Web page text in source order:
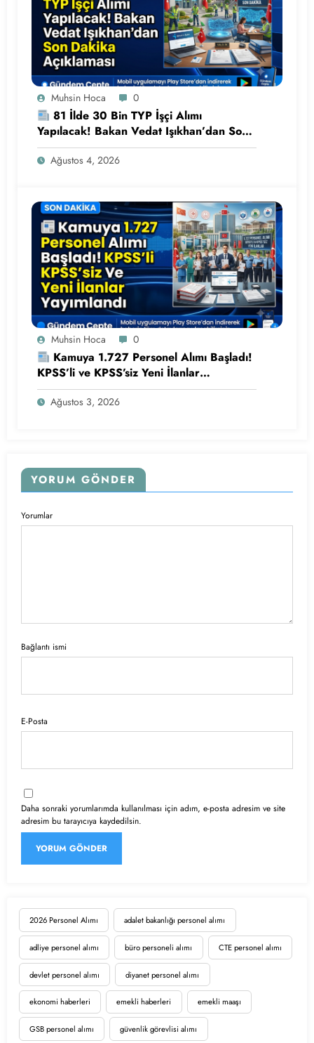
2026 Personel Alımı adalet bakanlığı personel alımı
adliye personel alımı büro personeli alımı CTE personel alımı
devlet personel alımı diyanet personel alımı
ekonomi haberleri emekli haberleri emekli maaşı
GSB personel alımı güvenlik görevlisi alımı
Muhsin Hoca 0
81 İlde 30 Bin TYP İşçi Alımı
Yapılacak! Bakan Vedat Işıkhan’dan Son
Dakika Açıklaması
Ağustos 4, 2026
Muhsin Hoca 0
Kamuya 1.727 Personel Alımı Başladı!
KPSS’li ve KPSS’siz Yeni İlanlar
Yayımlandı
Ağustos 3, 2026
YORUM GÖNDER
Yorumlar
Bağlantı ismi
E-Posta
Daha sonraki yorumlarımda kullanılması için adım, e-posta adresim ve site
adresim bu tarayıcıya kaydedilsin.